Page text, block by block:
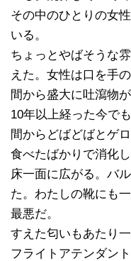
その中のひとりの女
いる。
ちょっとやばそうな
えた。女性は口を手
間から盛大に吐瀉物
10年以上経った今で
間からどばどばとゲロ
食べたばかりで消化
床一面に広がる。バ
た。わたしの靴にも
最悪だ。
すえた匂いもあたり一
フライトアテンダン